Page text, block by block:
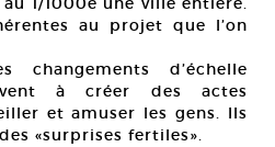
au projet que l’on
d’échelle
à créer des actes
et amuser les gens. Ils
«surprises fertiles».